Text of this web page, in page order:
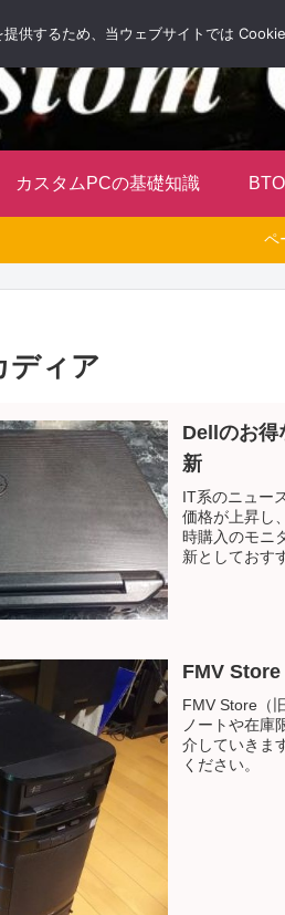
カスタムPCの基礎知識
ペ
ディア
Dellのお得
新
IT系のニュー
価格が上昇し
時購入のモニ
新としておす
FMV Store
FMV Store（
ノートや在庫
介していきま
ください。
供するため、当ウェブサイトでは